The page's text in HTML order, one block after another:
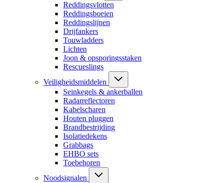
Reddingsvlotten
Reddingsboeien
Reddingslijnen
Drijfankers
Touwladders
Lichten
Joon & opsporingsstaken
Rescueslings
Veiligheidsmiddelen
Seinkegels & ankerballen
Radarreflectoren
Kabelscharen
Houten pluggen
Brandbestrijding
Isolatiedekens
Grabbags
EHBO sets
Toebehoren
Noodsignalen